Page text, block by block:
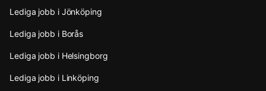
Lediga jobb i Jönköping
Lediga jobb i Borås
Lediga jobb i Helsingborg
Lediga jobb i Linköping